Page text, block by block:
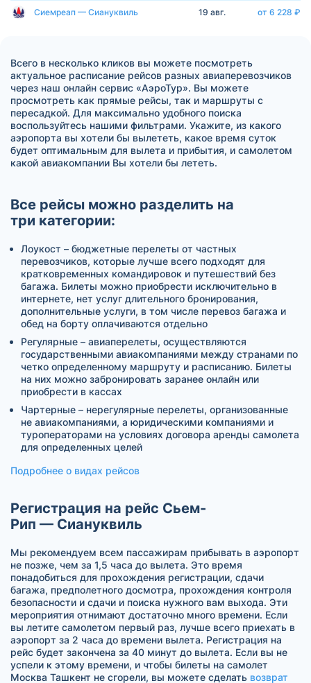
Сиемреап — Сиануквиль 19 авг. от 6 228 ₽
Всего в несколько кликов вы можете посмотреть
актуальное расписание рейсов разных авиаперевозчиков
через наш онлайн сервис «АэроТур». Вы можете
просмотреть как прямые рейсы, так и маршруты с
пересадкой. Для максимально удобного поиска
воспользуйтесь нашими фильтрами. Укажите, из какого
аэропорта вы хотели бы вылететь, какое время суток
будет оптимальным для вылета и прибытия, и самолетом
какой авиакомпании Вы хотели бы лететь.
Все рейсы можно разделить на
три категории:
Лоукост – бюджетные перелеты от частных
перевозчиков, которые лучше всего подходят для
кратковременных командировок и путешествий без
багажа. Билеты можно приобрести исключительно в
интернете, нет услуг длительного бронирования,
дополнительные услуги, в том числе перевоз багажа и
обед на борту оплачиваются отдельно
Регулярные – авиаперелеты, осуществляются
государственными авиакомпаниями между странами по
четко определенному маршруту и расписанию. Билеты
на них можно забронировать заранее онлайн или
приобрести в кассах
Чартерные – нерегулярные перелеты, организованные
не авиакомпаниями, а юридическими компаниями и
туроператорами на условиях договора аренды самолета
для определенных целей
Подробнее о видах рейсов
Регистрация на рейс Сьем-
Рип — Сиануквиль
Мы рекомендуем всем пассажирам прибывать в аэропорт
не позже, чем за 1,5 часа до вылета. Это время
понадобиться для прохождения регистрации, сдачи
багажа, предполетного досмотра, прохождения контроля
безопасности и сдачи и поиска нужного вам выхода. Эти
мероприятия отнимают достаточно много времени. Если
вы летите самолетом первый раз, лучше всего приехать в
аэропорт за 2 часа до времени вылета. Регистрация на
рейс будет закончена за 40 минут до вылета. Если вы не
успели к этому времени, и чтобы билеты на самолет
Москва Ташкент не сгорели, вы можете сделать возврат